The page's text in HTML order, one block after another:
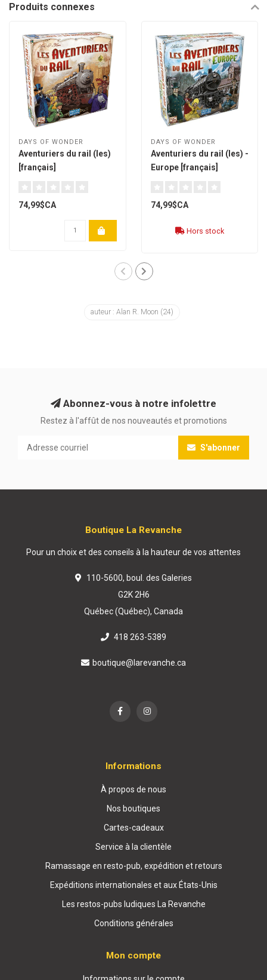
Produits connexes
DAYS OF WONDER
Aventuriers du rail (les)
[français]
74,99$CA
DAYS OF WONDER
Aventuriers du rail (les) -
Europe [français]
74,99$CA
Hors stock
auteur : Alan R. Moon (24)
Abonnez-vous à notre infolettre
Restez à l'affût de nos nouveautés et promotions
S'abonner
Boutique La Revanche
Pour un choix et des conseils à la hauteur de vos attentes
110-5600, boul. des Galeries
G2K 2H6
Québec (Québec), Canada
418 263-5389
boutique@larevanche.ca
Informations
À propos de nous
Nos boutiques
Cartes-cadeaux
Service à la clientèle
Ramassage en resto-pub, expédition et retours
Expéditions internationales et aux États-Unis
Les restos-pubs ludiques La Revanche
Conditions générales
Mon compte